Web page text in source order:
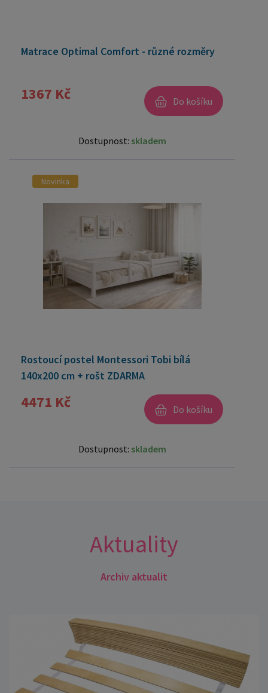
Matrace Optimal Comfort - různé rozměry
1367 Kč Do košíku
Dostupnost: skladem
Novinka
Rostoucí postel Montessori Tobi bílá
140x200 cm + rošt ZDARMA
4471 Kč Do košíku
Dostupnost: skladem
Aktuality
Archiv aktualit